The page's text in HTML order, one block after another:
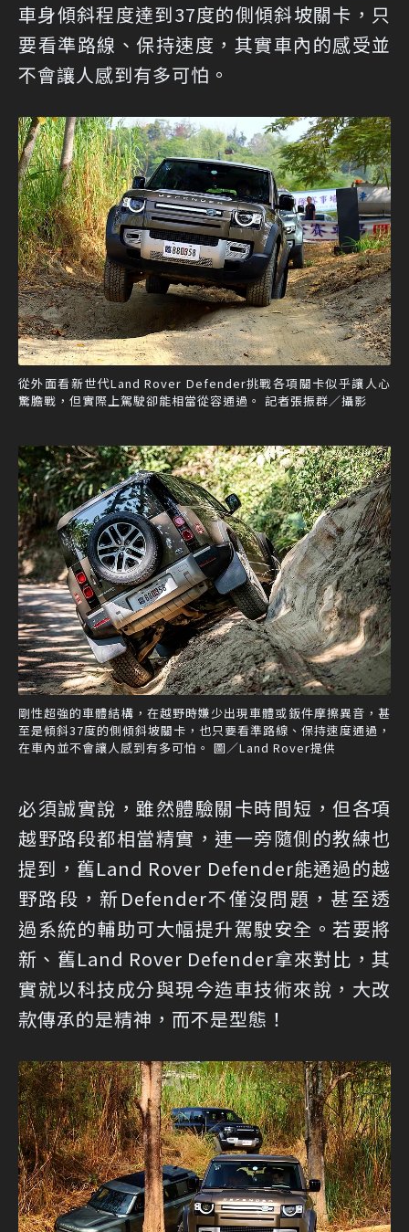
車身傾斜程度達到37度的側傾斜坡關卡，只
要看準路線、保持速度，其實車內的感受並
不會讓人感到有多可怕。
從外面看新世代Land Rover Defender挑戰各項關卡似乎讓人心
驚膽戰，但實際上駕駛卻能相當從容通過。 記者張振群／攝影
剛性超強的車體結構，在越野時嫌少出現車體或鈑件摩擦異音，甚
至是傾斜37度的側傾斜坡關卡，也只要看準路線、保持速度通過，
在車內並不會讓人感到有多可怕。 圖／Land Rover提供
必須誠實說，雖然體驗關卡時間短，但各項
越野路段都相當精實，連一旁隨側的教練也
提到，舊Land Rover Defender能通過的越
野路段，新Defender不僅沒問題，甚至透
過系統的輔助可大幅提升駕駛安全。若要將
新、舊Land Rover Defender拿來對比，其
實就以科技成分與現今造車技術來說，大改
款傳承的是精神，而不是型態！